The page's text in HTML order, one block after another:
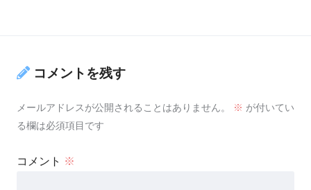
コメントを残す
メールアドレスが公開されることはありません。 ※ が付いてい
る欄は必須項目です
コメント ※